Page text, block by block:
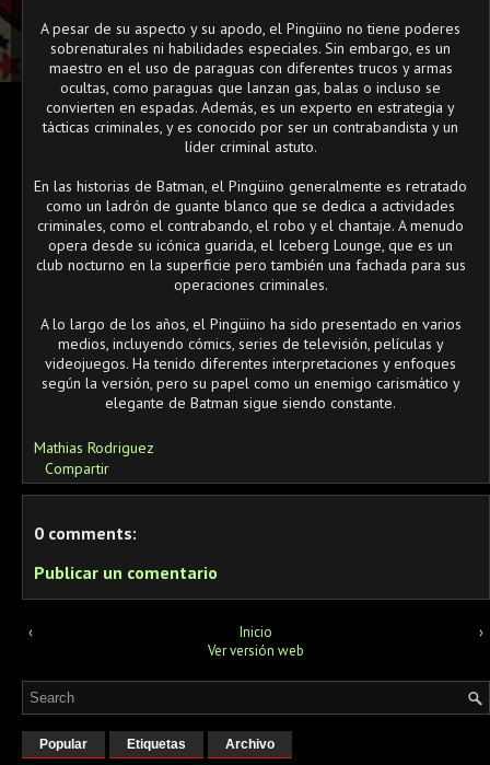
A pesar de su aspecto y su apodo, el Pingüino no tiene poderes
sobrenaturales ni habilidades especiales. Sin embargo, es un
maestro en el uso de paraguas con diferentes trucos y armas
ocultas, como paraguas que lanzan gas, balas o incluso se
convierten en espadas. Además, es un experto en estrategia y
tácticas criminales, y es conocido por ser un contrabandista y un
líder criminal astuto.
En las historias de Batman, el Pingüino generalmente es retratado
como un ladrón de guante blanco que se dedica a actividades
criminales, como el contrabando, el robo y el chantaje. A menudo
opera desde su icónica guarida, el Iceberg Lounge, que es un
club nocturno en la superficie pero también una fachada para sus
operaciones criminales.
A lo largo de los años, el Pingüino ha sido presentado en varios
medios, incluyendo cómics, series de televisión, películas y
videojuegos. Ha tenido diferentes interpretaciones y enfoques
según la versión, pero su papel como un enemigo carismático y
elegante de Batman sigue siendo constante.
Mathias Rodriguez
Compartir
0 comments:
Publicar un comentario
‹ ›
Inicio
Ver versión web
Popular Etiquetas Archivo